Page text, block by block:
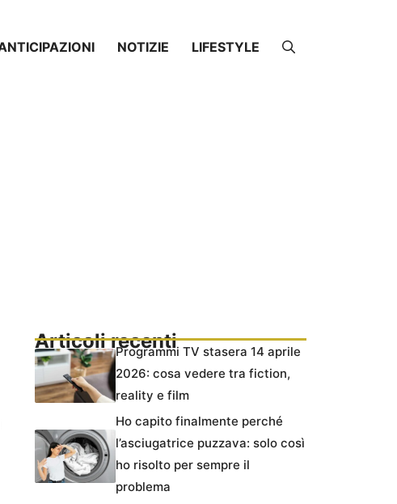
NOTIZIE LIFESTYLE
Articoli recentiProgrammi TV stasera 14 aprile
2026: cosa vedere tra fiction,
reality e film
Ho capito finalmente perché
l’asciugatrice puzzava: solo così
ho risolto per sempre il
problema